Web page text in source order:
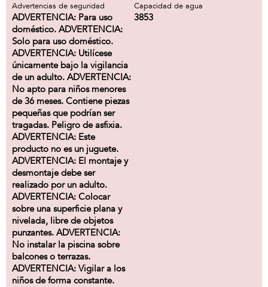
Advertencias de seguridad
ADVERTENCIA: Para uso
doméstico. ADVERTENCIA:
Solo para uso doméstico.
ADVERTENCIA: Utilícese
únicamente bajo la vigilancia
de un adulto. ADVERTENCIA:
No apto para niños menores
de 36 meses. Contiene piezas
pequeñas que podrían ser
tragadas. Peligro de asfixia.
ADVERTENCIA: Este
producto no es un juguete.
ADVERTENCIA: El montaje y
desmontaje debe ser
realizado por un adulto.
ADVERTENCIA: Colocar
sobre una superficie plana y
nivelada, libre de objetos
punzantes. ADVERTENCIA:
No instalar la piscina sobre
balcones o terrazas.
ADVERTENCIA: Vigilar a los
niños de forma constante.
Capacidad de agua
3853